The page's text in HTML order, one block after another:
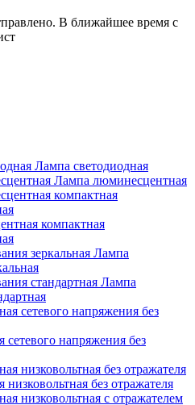
В ближайшее время с
Лампа светодиодная
Лампа люминесцентная
компактная
Лампа
Лампа
сетевого напряжения без
низковольтная без отражателя